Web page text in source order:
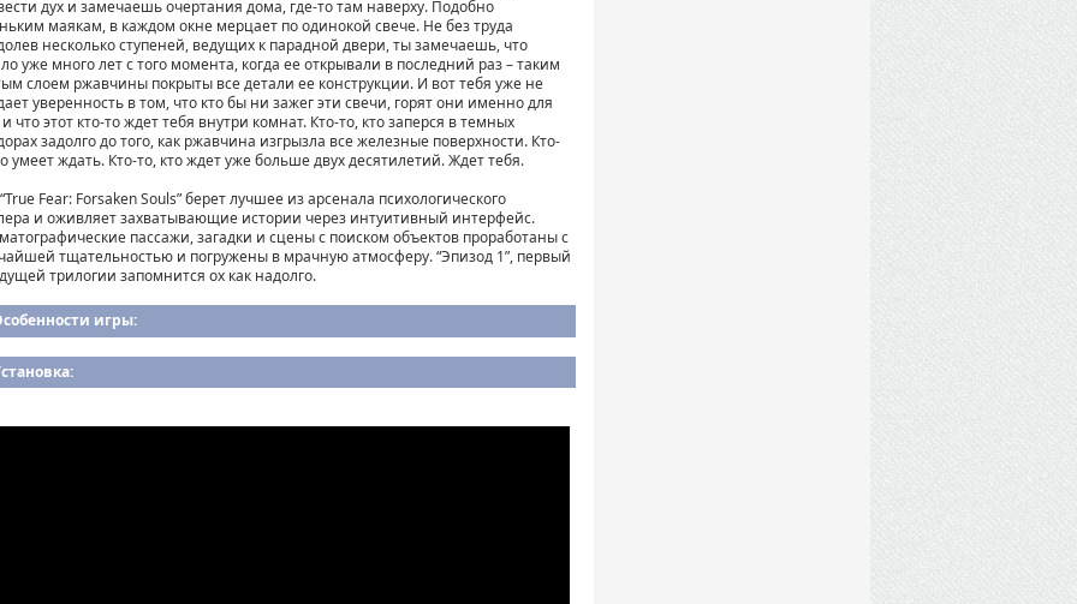
дух и замечаешь очертания дома, где-то там наверху. Подобно
маякам, в каждом окне мерцает по одинокой свече. Не без труда
несколько ступеней, ведущих к парадной двери, ты замечаешь, что
уже много лет с того момента, когда ее открывали в последний раз – таким
слоем ржавчины покрыты все детали ее конструкции. И вот тебя уже не
уверенность в том, что кто бы ни зажег эти свечи, горят они именно для
что этот кто-то ждет тебя внутри комнат. Кто-то, кто заперся в темных
задолго до того, как ржавчина изгрызла все железные поверхности. Кто-
умеет ждать. Кто-то, кто ждет уже больше двух десятилетий. Ждет тебя.
Fear: Forsaken Souls” берет лучшее из арсенала психологического
и оживляет захватывающие истории через интуитивный интерфейс.
пассажи, загадки и сцены с поиском объектов проработаны с
тщательностью и погружены в мрачную атмосферу. “Эпизод 1”, первый
трилогии запомнится ох как надолго.
игры: